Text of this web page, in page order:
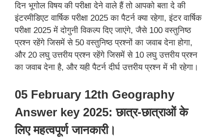
दिन भूगोल विषय की परीक्षा देने वाले हैं तो आपको बता दे की
इंटरमीडिएट वार्षिक परीक्षा 2025 का पैटर्न क्या रहेगा, इंटर वार्षिक
परीक्षा 2025 में दोगुनी विकल्प दिए जाएंगे, जैसे 100 वस्तुनिष्ठ
प्रश्न रहेंगे जिसमें से 50 वस्तुनिष्ठ प्रश्नों का जवाब देना होगा,
और 20 लघु उत्तरीय प्रश्न रहेंगे जिसमें से 10 लघु उत्तरीय प्रश्न
का जवाब देना है, और यही पैटर्न दीर्घ उत्तरीय प्रश्न में भी रहेगा।
05 February 12th Geography
Answer key 2025: छात्र-छात्राओं के
लिए महत्वपूर्ण जानकारी।